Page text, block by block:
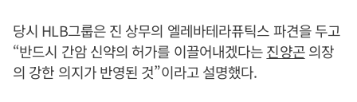
당시 HLB그룹은 진 상무의 엘레바테라퓨틱스 파견을 두고
“반드시 간암 신약의 허가를 이끌어내겠다는진양곤의장
의 강한 의지가 반영된 것”이라고 설명했다.